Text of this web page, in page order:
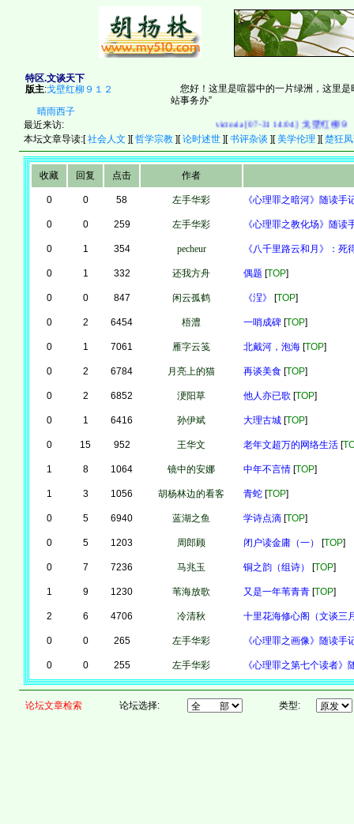
特区.文谈天下
版主:戈壁红柳９１２
晴雨西子
您好！这里是喧嚣中的一片绿洲，这里
站事务办”
最近来访: victoria [07-31 14:04]
戈壁红柳９１
本坛文章导读:[社会人文 ][哲学宗教 ][论时述世 ][书评杂谈 ][美学伦理 ][楚狂
收藏 回复 点击 作者
0 0 58 左手华彩 《心理罪之暗河》随读
0 0 259 左手华彩 《心理罪之教化场》随
0 1 354 pecheur 《八千里路云和月》：死
0 1 332 还我方舟 偶题 [TOP]
0 0 847 闲云孤鹤 《浧》 [TOP]
0 2 6454 梧澧 一哨成碑 [TOP]
0 1 7061 雁字云笺 北戴河，泡海 [TOP]
0 2 6784 月亮上的猫 再谈美食 [TOP]
0 2 6852 浭阳草 他人亦已歌 [TOP]
0 1 6416 孙伊斌 大理古城 [TOP]
0 15 952 王华文 老年文超万的网络生活 [
1 8 1064 镜中的安娜 中年不言情 [TOP]
1 3 1056 胡杨林边的看客 青蛇 [TOP]
0 5 6940 蓝湖之鱼 学诗点滴 [TOP]
0 5 1203 周郎顾 闭户读金庸（一） [TOP]
0 7 7236 马兆玉 铜之韵（组诗） [TOP]
1 9 1230 苇海放歌 又是一年苇青青 [TOP]
2 6 4706 冷清秋 十里花海修心阁（文谈三
0 0 265 左手华彩 《心理罪之画像》随读
0 0 255 左手华彩 《心理罪之第七个读者
论坛文章检索 论坛选择: 类型: